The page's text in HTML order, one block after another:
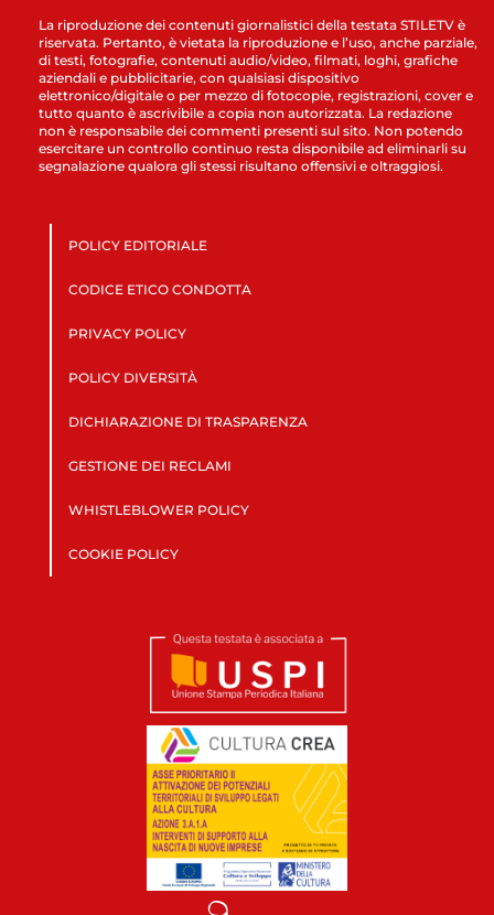
La riproduzione dei contenuti giornalistici della testata STILETV è
riservata. Pertanto, è vietata la riproduzione e l’uso, anche parziale,
di testi, fotografie, contenuti audio/video, filmati, loghi, grafiche
aziendali e pubblicitarie, con qualsiasi dispositivo
elettronico/digitale o per mezzo di fotocopie, registrazioni, cover e
tutto quanto è ascrivibile a copia non autorizzata. La redazione
non è responsabile dei commenti presenti sul sito. Non potendo
esercitare un controllo continuo resta disponibile ad eliminarli su
segnalazione qualora gli stessi risultano offensivi e oltraggiosi.
POLICY EDITORIALE
CODICE ETICO CONDOTTA
PRIVACY POLICY
POLICY DIVERSITÀ
DICHIARAZIONE DI TRASPARENZA
GESTIONE DEI RECLAMI
WHISTLEBLOWER POLICY
COOKIE POLICY